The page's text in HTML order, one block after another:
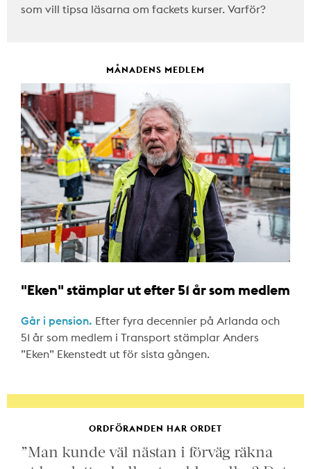
som vill tipsa läsarna om fackets kurser. Varför?
MÅNADENS MEDLEM
"Eken" stämplar ut efter 51 år som medlem
Går i pension. Efter fyra decennier på Arlanda och
51 år som medlem i Transport stämplar Anders
”Eken” Ekenstedt ut för sista gången.
ORDFÖRANDEN HAR ORDET
”Man kunde väl nästan i förväg räkna